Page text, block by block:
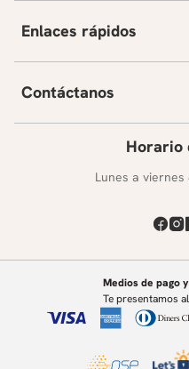
Enlaces rápidos
Contáctanos
Horario
Lunes a viernes
Medios de pago
Te presentamos